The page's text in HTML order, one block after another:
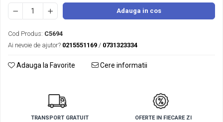
Adauga in cos
Cod Produs: C5694
Ai nevoie de ajutor? 0215551169 / 0731323334
Adauga la Favorite Cere informatii
TRANSPORT GRATUIT OFERTE IN FIECARE ZI